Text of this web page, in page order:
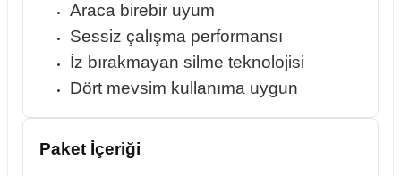
Araca birebir uyum
Sessiz çalışma performansı
İz bırakmayan silme teknolojisi
Dört mevsim kullanıma uygun
Paket İçeriği